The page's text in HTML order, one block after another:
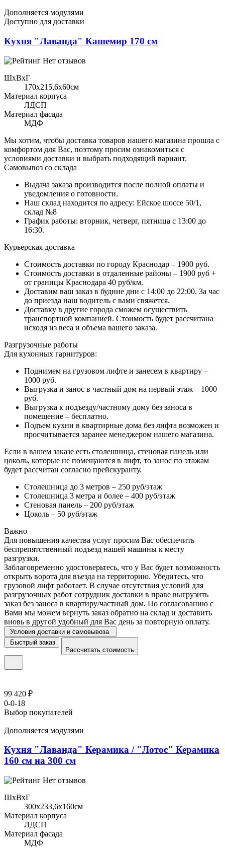
Дополняется модулями
Доступно для доставки
Кухня "Лаванда" Кашемир 170 см
Нет отзывов
ШхВхГ
170x215,6х60см
Материал корпуса
ЛДСП
Материал фасада
МДФ
Мы хотим, чтобы доставка товаров нашего магазина прошла с
комфортом для Вас, поэтому просим ознакомиться с
условиями доставки и выбрать подходящий вариант.
Самовывоз со склада
Выдача заказа производится после полной оплаты и
уведомления о готовности.
Наш склад находится по адресу: Ейское шоссе 50/1,
склад №8
График работы: вторник, четверг, пятница с 13:00 до
16:30.
Курьерская доставка
Стоимость доставки по городу Краснодар – 1900 руб.
Стоимость доставки в отдаленные районы – 1900 руб +
от границы Краснодара 40 руб/км.
Доставим ваш заказ в будние дни с 14:00 до 22:00. За час
до приезда наш водитель с вами свяжется.
Доставку в другие города сможем осуществить
транспортной компанией. Стоимость будет рассчитана
исходя из веса и объема вашего заказа.
Разгрузочные работы
Для кухонных гарнитуров:
Поднимем на грузовом лифте и занесем в квартиру –
1000 руб.
Выгрузка и занос в частный дом на первый этаж – 1000
руб.
Выгрузка к подъезду/частному дому без заноса в
помещение – бесплатно.
Подъем кухни в квартирные дома без лифта возможен и
просчитывается заранее менеджером нашего магазина.
Если в вашем заказе есть столешница, стеновая панель или
цоколь, которые не помещаются в лифт, то занос по этажам
будет рассчитан согласно прейскуранту.
Столешница до 3 метров – 250 руб/этаж
Столешница 3 метра и более – 400 руб/этаж
Стеновая панель – 200 руб/этаж
Цоколь – 50 руб/этаж
Важно
Для повышения качества услуг просим Вас обеспечить
беспрепятственный подъезд нашей машины к месту
разгрузки.
Заблаговременно удостоверьтесь, что у Вас будет возможность
открыть ворота для въезда на территорию. Убедитесь, что
грузовой лифт работает. В случае отсутствия условий для
разгрузочных работ сотрудник доставки в праве выгрузить
заказ без заноса в квартиру/частный дом. По согласованию с
Вами мы можем вернуть заказ обратно на склад и доставить
вновь в другой удобный для Вас день за повторную оплату.
Условия доставки и самовывоза
Быстрый заказ
Рассчитать стоимость
99 420 ₽
0-0-18
Выбор покупателей
Дополняется модулями
Кухня "Лаванда" Керамика / "Лотос" Керамика
160 см на 300 см
Нет отзывов
ШхВхГ
300x233,6х160см
Материал корпуса
ЛДСП
Материал фасада
МДФ